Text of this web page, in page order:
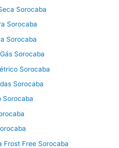
Sorocaba
Sorocaba
Sorocaba
Sorocaba
Sorocaba
Sorocaba
Sorocaba
Frost Free Sorocaba